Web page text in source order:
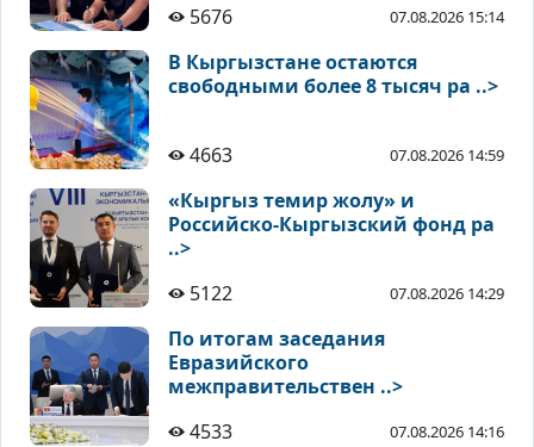
5676 07.08.2026 15:14
В Кыргызстане остаются
свободными более 8 тысяч ра ..>
4663 07.08.2026 14:59
«Кыргыз темир жолу» и
Российско-Кыргызский фонд ра
..>
5122
07.08.2026 14:29
По итогам заседания
Евразийского
межправительствен ..>
4533
07.08.2026 14:16